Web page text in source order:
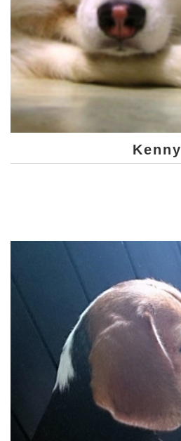
Kenny